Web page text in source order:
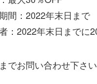
間：2022年末日まで
：2022年末日までに
でお問い合わせ下さい